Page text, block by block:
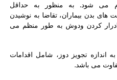
می شود. به منظور به حداقل
بدن بیماران، تقاضا به نوشیدن
ادرار کردن ودوش به طور منظم می
اندازه تجویز دوز، شامل اقدامات
می باشد.